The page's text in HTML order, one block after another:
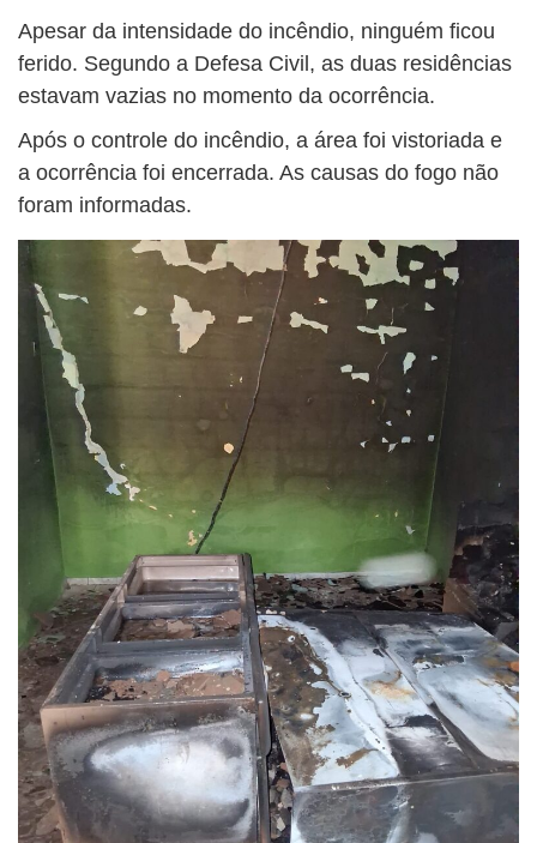
Apesar da intensidade do incêndio, ninguém ficou
ferido. Segundo a Defesa Civil, as duas residências
estavam vazias no momento da ocorrência.
Após o controle do incêndio, a área foi vistoriada e
a ocorrência foi encerrada. As causas do fogo não
foram informadas.